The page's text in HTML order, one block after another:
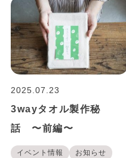
2025.07.23
3wayタオル製作秘
話 〜前編〜
イベント情報 お知らせ